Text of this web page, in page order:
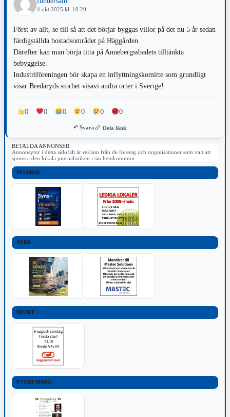
4 okt 2025 kl. 10:20
Först av allt, se till så att det börjar byggas villor på det nu 5 år sedan
färdigställda bostadsområdet på Häggården.
Därefter kan man börja titta på Annebergssbadets tilltänkta
bebyggelse.
Industriföreningen bör skapa en inflyttningskomitte som grundligt
visar Bredaryds storhet visavi andra orter i Sverige!
0 0 0 0 0 0
↶ Svara Dela länk
BETALDA ANNONSER
Annonsytor i detta sidofält är reklam från de företag och organisationer som valt att
sponsra den lokala journalistiken i sin hemkommun.
DIVERSE
JOBB
SPORT
EVENEMANG